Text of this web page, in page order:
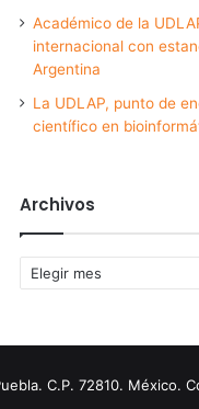
Académico de la
internacional con
Argentina
La UDLAP, punto de
científico en
Archivos
Archivos
C.P. 72810. México.